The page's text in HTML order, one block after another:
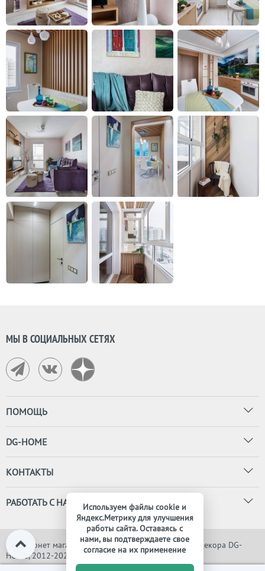
МЫ В СОЦИАЛЬНЫХ СЕТЯХ
ПОМОЩЬ
DG-HOME
КОНТАКТЫ
РАБОТАТЬ С НАМИ
© Интернет магазин дизайнерской мебели, света и декора DG-
HOME, 2012-2026. Все права защищены
Используем файлы cookie и
Яндекс.Метрику для улучшения
работы сайта. Оставаясь с
нами, вы подтверждаете свое
согласие на их применение